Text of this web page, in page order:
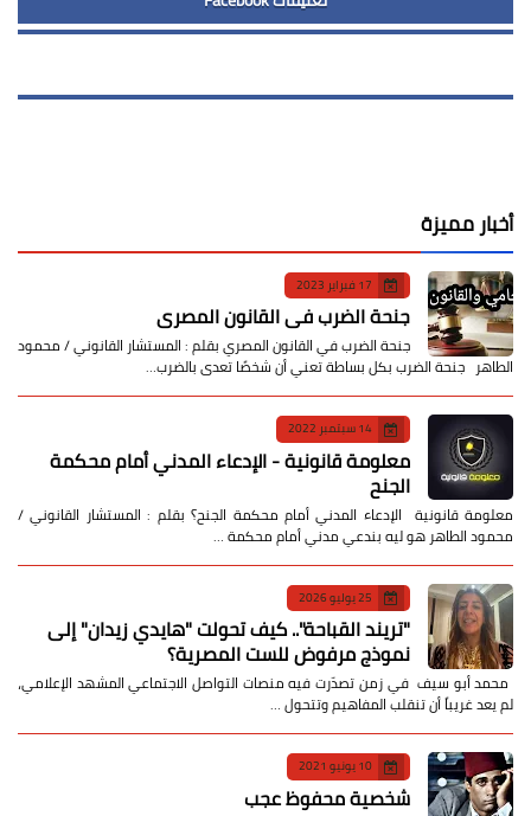
أخبار مميزة
17 فبراير 2023
جنحة الضرب في القانون المصري
جنحة الضرب في القانون المصري بقلم : المستشار القانوني / محمود
الطاهر جنحة الضرب بكل بساطة تعني أن شخصًا تعدى بالضرب…
14 سبتمبر 2022
معلومة قانونية - الإدعاء المدني أمام محكمة
الجنح
معلومة قانونية الإدعاء المدني أمام محكمة الجنح؟ بقلم : المستشار القانوني /
محمود الطاهر هو ليه بندعي مدني أمام محكمة …
25 يوليو 2026
​"تريند القباحة".. كيف تحولت "هايدي زيدان" إلى
نموذج مرفوض للست المصرية؟
​ محمد أبو سيف ​في زمن تصدّرت فيه منصات التواصل الاجتماعي المشهد الإعلامي،
لم يعد غريباً أن تنقلب المفاهيم وتتحول …
10 يونيو 2021
شخصية محفوظ عجب